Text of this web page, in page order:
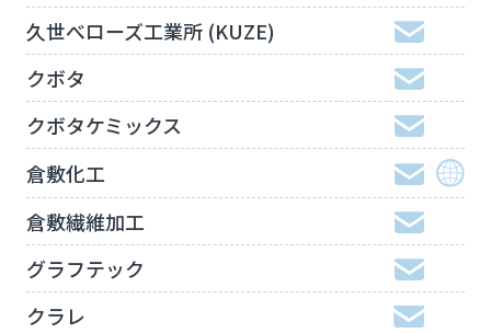
久世べローズ工業所 (KUZE)
クボタ
クボタケミックス
倉敷化工
倉敷繊維加工
グラフテック
クラレ